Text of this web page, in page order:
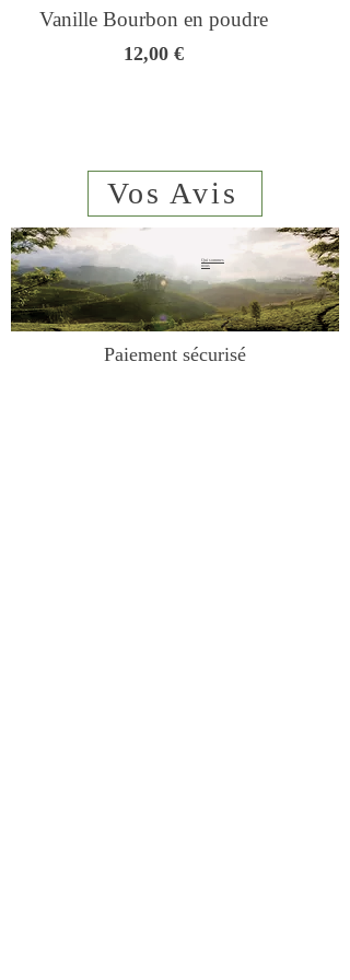
Vanille Bourbon en poudre
Prix
12,00 €
Vos Avis
sms 06 23 02
44 61
Qui sommes
nous
Paiement sécurisé